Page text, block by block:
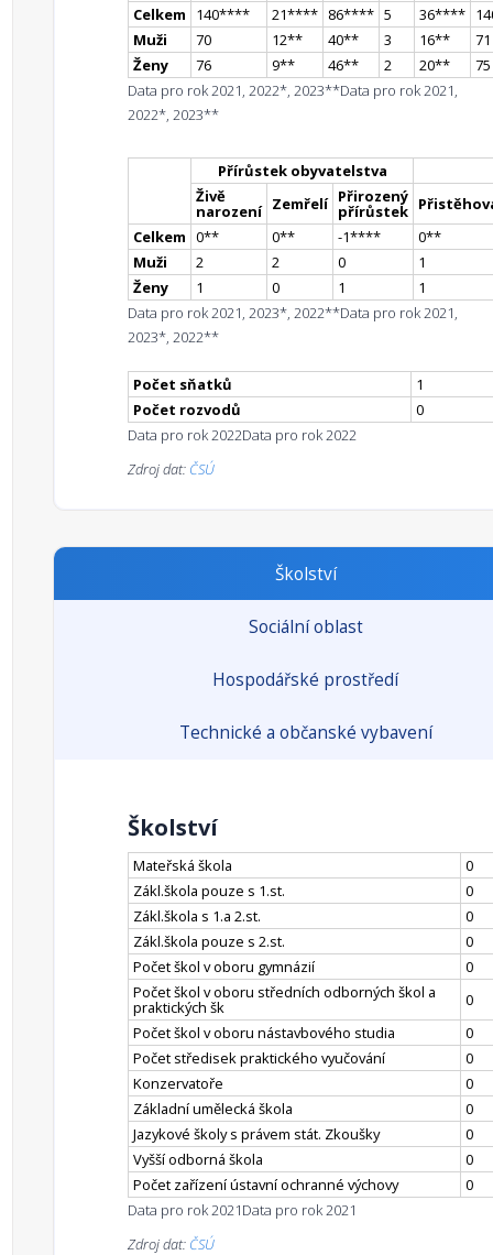
Celkem
140**** 21**** 86**** 5 36****
Muži
70 12** 40** 3 16**
71
Ženy
76 9** 46** 2 20**
75
Data pro rok 2021, 2022*, 2023**Data pro rok 2021,
2022*, 2023**
Přírůstek obyvatelstva
Živě
narození Zemřelí Přirozený
přírůstek
Celkem 0** 0** -1**** 0**
Muži
2 2 0
1
Ženy
1 0 1
1
Data pro rok 2021, 2023*, 2022**Data pro rok 2021,
2023*, 2022**
Počet sňatků
1
Počet rozvodů
0
Data pro rok 2022Data pro rok 2022
Zdroj dat: ČSÚ
Školství
Sociální oblast
Hospodářské prostředí
Technické a občanské vybavení
Školství
Mateřská škola
0
Zákl.škola pouze s 1.st.
0
Zákl.škola s 1.a 2.st.
0
Zákl.škola pouze s 2.st.
0
Počet škol v oboru gymnázií
0
Počet škol v oboru středních odborných škol a
praktických šk
0
Počet škol v oboru nástavbového studia
0
Počet středisek praktického vyučování
0
Konzervatoře
0
Základní umělecká škola
0
Jazykové školy s právem stát. Zkoušky
0
Vyšší odborná škola
0
Počet zařízení ústavní ochranné výchovy
0
Data pro rok 2021Data pro rok 2021
Zdroj dat: ČSÚ